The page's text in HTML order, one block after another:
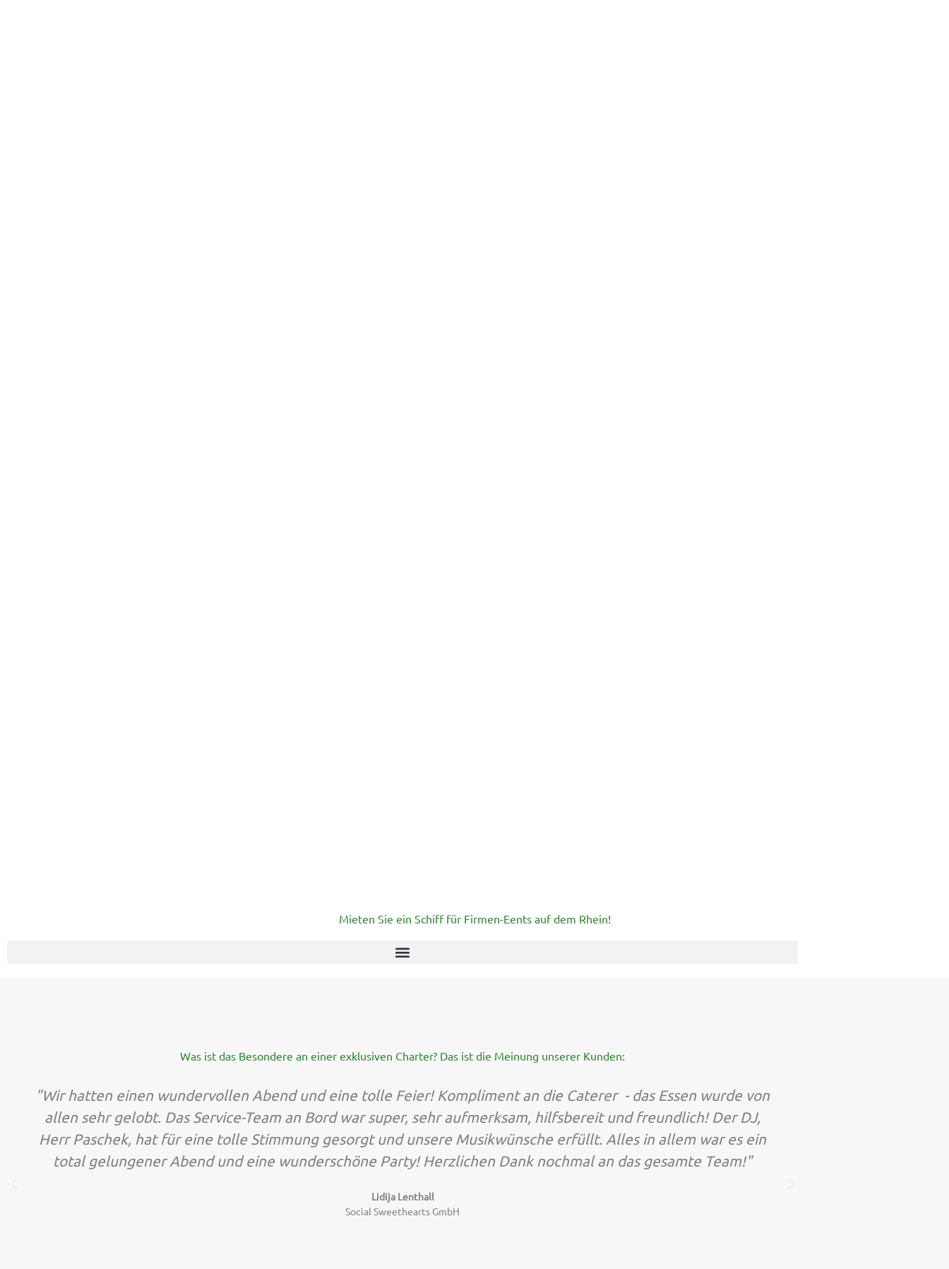
Mieten Sie ein Schiff für Firmen-Eents auf dem Rhein!
Was ist das Besondere an einer exklusiven Charter? Das ist die Meinung unserer Kunden:
"Wir hatten einen wundervollen Abend und eine tolle Feier! Kompliment an die Caterer - das Essen wurde von
allen sehr gelobt. Das Service-Team an Bord war super, sehr aufmerksam, hilfsbereit und freundlich! Der DJ,
Herr Paschek, hat für eine tolle Stimmung gesorgt und unsere Musikwünsche erfüllt. Alles in allem war es ein
total gelungener Abend und eine wunderschöne Party! Herzlichen Dank nochmal an das gesamte Team!"
Lidija Lenthall
Social Sweethearts GmbH